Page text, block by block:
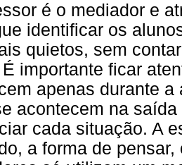
é o mediador e
identificar os
quietos, sem
importante ficar
apenas durante
acontecem na
cada situação. A
a forma de